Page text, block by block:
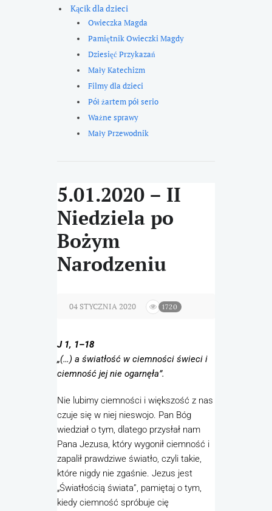
Kącik dla dzieci
Owieczka Magda
Pamiętnik Owieczki Magdy
Dziesięć Przykazań
Mały Katechizm
Filmy dla dzieci
Pół żartem pół serio
Ważne sprawy
Mały Przewodnik
5.01.2020 – II
Niedziela po
Bożym
Narodzeniu
04 STYCZNIA 2020 1720
J 1, 1–18
„(…) a światłość w ciemności świeci i
ciemność jej nie ogarnęła”.
Nie lubimy ciemności i większość z nas
czuje się w niej nieswojo. Pan Bóg
wiedział o tym, dlatego przysłał nam
Pana Jezusa, który wygonił ciemność i
zapalił prawdziwe światło, czyli takie,
które nigdy nie zgaśnie. Jezus jest
„Światłością świata”, pamiętaj o tym,
kiedy ciemność spróbuje cię